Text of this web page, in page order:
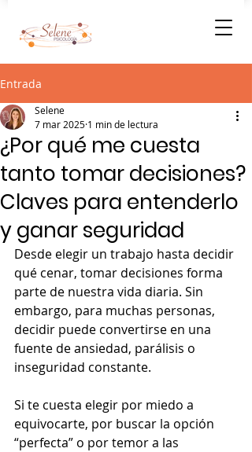
Entrada
¿Por qué me cuesta
tanto tomar decisiones?
Claves para entenderlo
y ganar seguridad
Selene
7 mar 2025 1 min de lectura
Desde elegir un trabajo hasta decidir
qué cenar, tomar decisiones forma
parte de nuestra vida diaria. Sin
embargo, para muchas personas,
decidir puede convertirse en una
fuente de ansiedad, parálisis o
inseguridad constante.
Si te cuesta elegir por miedo a
equivocarte, por buscar la opción
“perfecta” o por temor a las